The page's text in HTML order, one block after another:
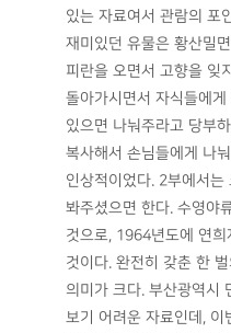
있는 자료여서 관람의 포
재미있던 유물은 황산밀
피란을 오면서 고향을 잊
돌아가시면서 자식들에
있으면 나눠주라고 당부
복사해서 손님들에게 나
인상적이었다. 2부에서는
봐주셨으면 한다. 수영야
것으로, 1964년도에 연
것이다. 완전히 갖춘 한
의미가 크다. 부산광역시
보기 어려운 자료인데,